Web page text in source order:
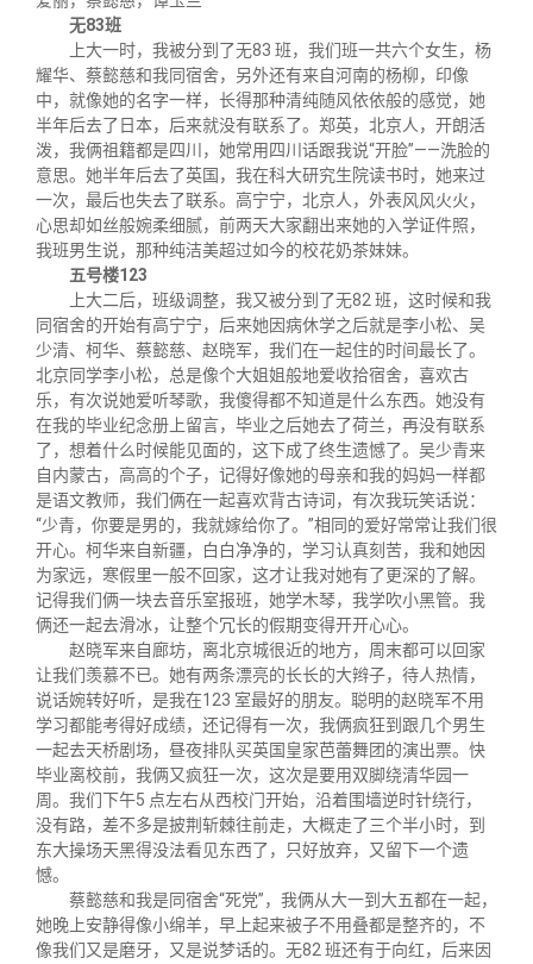
无83班
上大一时，我被分到了无83 班，我们班一共六个女生，杨
耀华、蔡懿慈和我同宿舍，另外还有来自河南的杨柳，印像
中，就像她的名字一样，长得那种清纯随风依依般的感觉，她
半年后去了日本，后来就没有联系了。郑英，北京人，开朗活
泼，我俩祖籍都是四川，她常用四川话跟我说“开脸”——洗脸的
意思。她半年后去了英国，我在科大研究生院读书时，她来过
一次，最后也失去了联系。高宁宁，北京人，外表风风火火，
心思却如丝般婉柔细腻，前两天大家翻出来她的入学证件照，
我班男生说，那种纯洁美超过如今的校花奶茶妹妹。
五号楼123
上大二后，班级调整，我又被分到了无82 班，这时候和我
同宿舍的开始有高宁宁，后来她因病休学之后就是李小松、吴
少清、柯华、蔡懿慈、赵晓军，我们在一起住的时间最长了。
北京同学李小松，总是像个大姐姐般地爱收拾宿舍，喜欢古
乐，有次说她爱听琴歌，我傻得都不知道是什么东西。她没有
在我的毕业纪念册上留言，毕业之后她去了荷兰，再没有联系
了，想着什么时候能见面的，这下成了终生遗憾了。吴少青来
自内蒙古，高高的个子，记得好像她的母亲和我的妈妈一样都
是语文教师，我们俩在一起喜欢背古诗词，有次我玩笑话说：
“少青，你要是男的，我就嫁给你了。”相同的爱好常常让我们很
开心。柯华来自新疆，白白净净的，学习认真刻苦，我和她因
为家远，寒假里一般不回家，这才让我对她有了更深的了解。
记得我们俩一块去音乐室报班，她学木琴，我学吹小黑管。我
俩还一起去滑冰，让整个冗长的假期变得开开心心。
赵晓军来自廊坊，离北京城很近的地方，周末都可以回家
让我们羡慕不已。她有两条漂亮的长长的大辫子，待人热情，
说话婉转好听，是我在123 室最好的朋友。聪明的赵晓军不用
学习都能考得好成绩，还记得有一次，我俩疯狂到跟几个男生
一起去天桥剧场，昼夜排队买英国皇家芭蕾舞团的演出票。快
毕业离校前，我俩又疯狂一次，这次是要用双脚绕清华园一
周。我们下午5 点左右从西校门开始，沿着围墙逆时针绕行，
没有路，差不多是披荆斩棘往前走，大概走了三个半小时，到
东大操场天黑得没法看见东西了，只好放弃，又留下一个遗
憾。
蔡懿慈和我是同宿舍“死党”，我俩从大一到大五都在一起，
她晚上安静得像小绵羊，早上起来被子不用叠都是整齐的，不
像我们又是磨牙，又是说梦话的。无82 班还有于向红，后来因